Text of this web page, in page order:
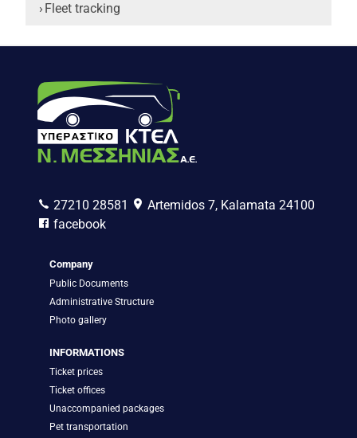
Fleet tracking
27210 28581
Artemidos 7, Kalamata 24100
facebook
Company
Public Documents
Administrative Structure
Photo gallery
INFORMATIONS
Ticket prices
Ticket offices
Unaccompanied packages
Pet transportation